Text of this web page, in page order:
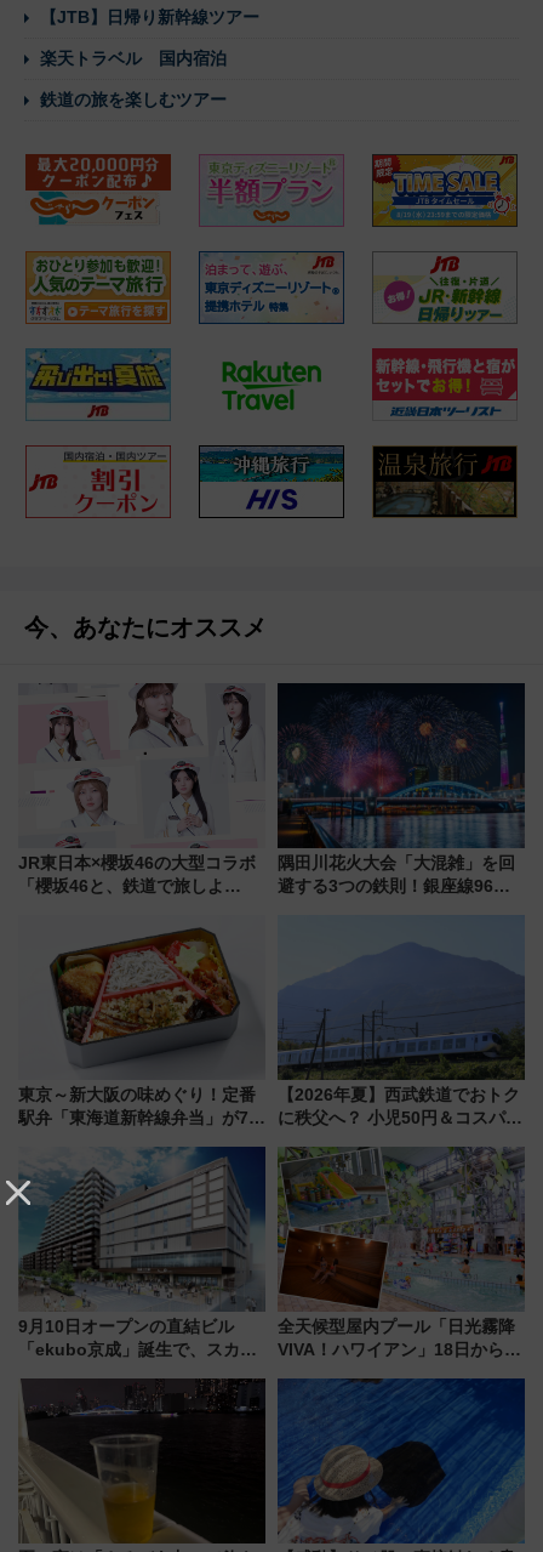
【JTB】日帰り新幹線ツアー
楽天トラベル 国内宿泊
鉄道の旅を楽しむツアー
今、あなたにオススメ
JR東日本×櫻坂46の大型コラボ
「櫻坂46と、鉄道で旅しよ
潟・長野・庄内へ
隅田川花火大会「大混雑」を回
避する3つの鉄則！銀座線96本
東京～新大阪の味めぐり！定番
駅弁「東海道新幹線弁当」が7月
【2026年夏】西武鉄道でおトク
に秩父へ？ 小児50円＆コスパ最
族旅行！ 深夜の正丸トンネル探
検や特急ラビューも
9月10日オープンの直結ビル
「ekubo京成」誕生で、スカイ
新鎌ヶ谷はどう変わる？ 全テナ
ント情報も公開！
全天候型屋内プール「日光霧降
VIVA！ハワイアン」18日から営
ァミリーから大人まで幅広い世
代が一日中楽しる夏のリゾート
を楽しんで